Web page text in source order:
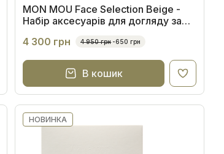
MON MOU Face Selection Beige -
Набір аксесуарів для догляду за
4 300 грн 4 950 грн -650 грн
В кошик
НОВИНКА